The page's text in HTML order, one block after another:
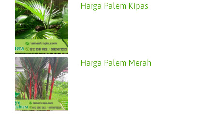
Harga Palem Kipas
Harga Palem Merah